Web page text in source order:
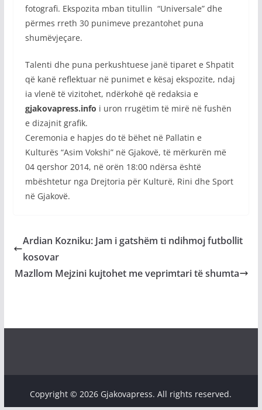
fotografi. Ekspozita mban titullin “Universale” dhe
përmes rreth 30 punimeve prezantohet puna
shumëvjeçare.
Talenti dhe puna perkushtuese janë tiparet e Shpatit
që kanë reflektuar në punimet e kësaj ekspozite, ndaj
ia vlenë të vizitohet, ndërkohë që redaksia e
gjakovapress.info i uron rrugëtim të mirë në fushën
e dizajnit grafik.
Ceremonia e hapjes do të bëhet në Pallatin e
Kulturës “Asim Vokshi” në Gjakovë, të mërkurën më
04 qershor 2014, në orën 18:00 ndërsa është
mbështetur nga Drejtoria për Kulturë, Rini dhe Sport
në Gjakovë.
Ardian Kozniku: Jam i gatshëm ti ndihmoj futbollit
kosovar
Mazllom Mejzini kujtohet me veprimtari të shumta
Copyright © 2026 Gjakovapress. All rights reserved.